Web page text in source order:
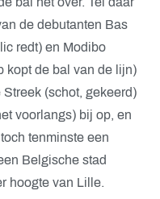
de debutanten Bas
redt) en Modibo
kopt de bal van de lijn)
(schot, gekeerd)
voorlangs) bij op, en
tenminste een
Belgische stad
hoogte van Lille.